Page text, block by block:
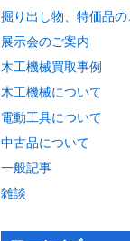
掘り出し物、特価品の
展示会のご案内
木工機械買取事例
木工機械について
電動工具について
中古品について
一般記事
雑談